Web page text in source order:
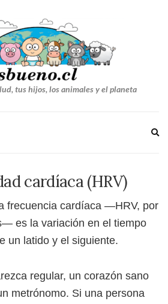
tus hijos, los animales y el planeta
cardíaca (HRV)
frecuencia cardíaca —HRV, por
es la variación en el tiempo
un latido y el siguiente.
regular, un corazón sano
metrónomo. Si una persona